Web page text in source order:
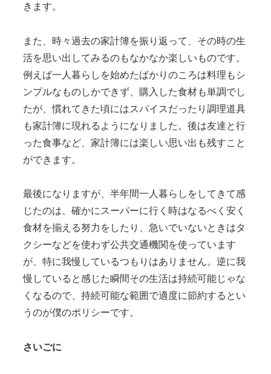
きます。
また、時々過去の家計簿を振り返って、その時の生
活を思い出してみるのもなかなか楽しいものです。
例えば一人暮らしを始めたばかりのころは料理もシ
ンプルなものしかできず、購入した食材も単調でし
たが、慣れてきた頃にはスパイスだったり調理道具
も家計簿に現れるようになりました。後は友達と行
った食事など、家計簿には楽しい思い出も残すこと
ができます。
最後になりますが、半年間一人暮らしをしてきて感
じたのは、確かにスーパーに行く時はなるべく安く
食材を揃える努力をしたり、急いでいないときはタ
クシーなどを使わず公共交通機関を使っています
が、特に我慢しているつもりはありません。逆に我
慢していると感じた瞬間その生活は持続可能じゃな
くなるので、持続可能な範囲で適度に節約するとい
うのが僕のポリシーです。
さいごに